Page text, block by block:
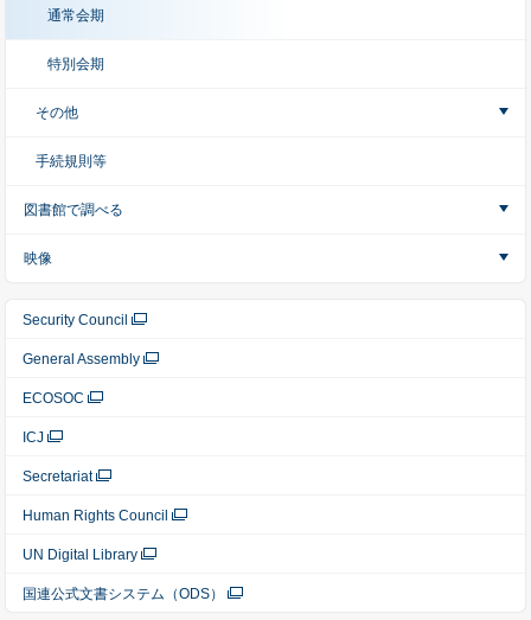
通常会期
特別会期
その他
手続規則等
図書館で調べる
映像
Security Council
General Assembly
ECOSOC
ICJ
Secretariat
Human Rights Council
UN Digital Library
国連公式文書システム（ODS）